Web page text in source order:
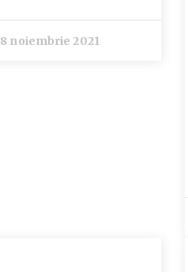
8 noiembrie 2021